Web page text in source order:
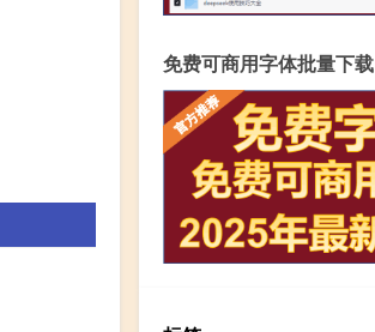
免费可商用字体批量下载